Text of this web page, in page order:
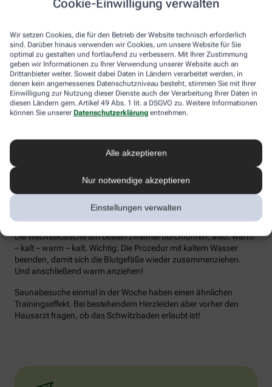
Cookie-Einwilligung verwalten
Wir setzen Cookies, die für den Betrieb der Website technisch erforderlich
sind. Darüber hinaus verwenden wir Cookies, um unsere Website für Sie
optimal zu gestalten und fortlaufend zu verbessern. Mit Ihrer Zustimmung
geben wir Informationen zu Ihrer Verwendung unserer Website auch an
Drittanbieter weiter. Soweit dabei Daten in Ländern verarbeitet werden, in
denen kein angemessenes Datenschutzniveau besteht, stimmen Sie mit Ihrer
Einwilligung zur Nutzung dieser Dienste auch der Verarbeitung Ihrer Daten in
diesen Ländern gem. Artikel 49 Abs. 1 lit. a DSGVO zu. Weitere Informationen
können Sie unserer Datenschutzerklärung entnehmen.
Alle akzeptieren
Nur notwendige akzeptieren
Einstellungen verwalten
die Lymphe in die Lymphknoten transportiert werden, wo sich die
Wer bei Schmuddelwetter nicht vor die Tür mag, kann sein
Immunsystem mit kalt-warmen Wechselduschen auf Trab
bringen und die Anfälligkeit für Erkältungsinfekte senken. Der
Kältereiz kurbelt die Durchblutung an und bringt den Kreislauf in
Schwung, je regelmäßiger wir ihm ausgesetzt sind, desto
unempfindlicher reagiert der Körper in der kalten Jahreszeit auf
die großen Temperaturunterschiede.
Dusche. Anschließend die Wassertemperatur auf kühl bis kalt
stellen und den Wasserstrahl vom rechten Fuß entlang bis zur
Hüfte führen und auf der Innenseite des Oberschenkels wieder
Dann sind die Arme dran: Auch hier geht’s wieder von unten nach
oben, beginnend am rechten Handrücken bis zur Schulter und
von der Achsel am Innenarm wieder bis zur Handfläche zurück.
Die Wechseldusche am besten zweimal durchführen, also: warm
– kalt – warm – kalt. Wichtig: Die Prozedur mit kaltem Wasser
beenden, damit sich die Blutgefäße wieder zusammenziehen.
Und anschließend warm anziehen!
Saunabesuche einmal in der Woche haben einen ähnlichen
Trainingseffekt. Bei bestehendem Herzleiden aber vorher den
Hausarzt fragen, ob das Schwitzbaden erlaubt ist!